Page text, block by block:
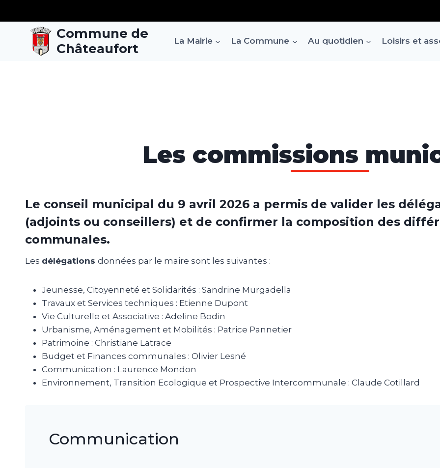
au
contenu
Commune de
Châteaufort
La Mairie La Commune Au quotidien Loisirs et
Les commissions
Le conseil municipal du 9 avril 2026 a permis de valider les
(adjoints ou conseillers) et de confirmer la composition des
communales.
Les délégations données par le maire sont les suivantes :
Jeunesse, Citoyenneté et Solidarités : Sandrine Murgadella
Travaux et Services techniques : Etienne Dupont
Vie Culturelle et Associative : Adeline Bodin
Urbanisme, Aménagement et Mobilités : Patrice Pannetier
Patrimoine : Christiane Latrace
Budget et Finances communales : Olivier Lesné
Communication : Laurence Mondon
Environnement, Transition Ecologique et Prospective Intercommunale : Claude Cotillard
Communication